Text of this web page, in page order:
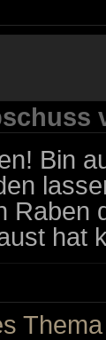
Bin
Raben
hat
Thema